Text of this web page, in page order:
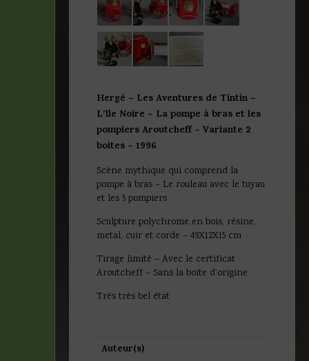
Hergé – Les Aventures de Tintin –
L’Ile Noire – La pompe à bras et les
pompiers Aroutcheff – Variante 2
boites – 1996
Scène mythique qui comprend la
pompe à bras – Le rouleau avec le tuyau
et les 5 pompiers
Sculpture polychrome en bois, résine,
metal, cuir et corde – 49X12X15 cm
Tirage limité – Avec le certificat
Aroutcheff – Sans la boite d’origine
Très très bel état
Auteur(s)